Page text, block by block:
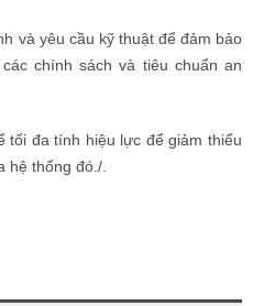
và yêu cầu kỹ thuật để đảm bảo
chính sách và tiêu chuẩn an
tối đa tính hiệu lực để giảm thiểu
hệ thống đó./.